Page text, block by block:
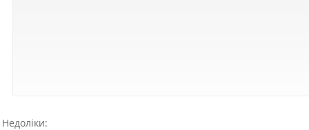
Недоліки: